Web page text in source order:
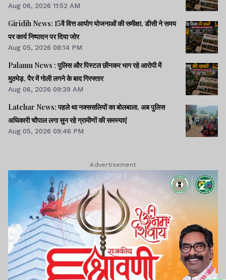
Aug 06, 2026 11:52 AM
Giridih News: 15वें वित्त आयोग योजनाओं की समीक्षा, डीसी ने समय
पर कार्य निष्पादन पर दिया जोर
Aug 05, 2026 08:14 PM
Palamu News : पुलिस और पिस्टल छीनकर भाग रहे आरोपी में
मुठभेड़, पैर में गोली लगने के बाद गिरफ्तार
Aug 06, 2026 09:39 AM
Latehar News: पहले था नक्ससलियों का बोलबाला, अब पुलिस
अधिकारी चौपाल लगा सुन रहे ग्रामीणों की समस्याएं
Aug 05, 2026 09:46 PM
Advertisement